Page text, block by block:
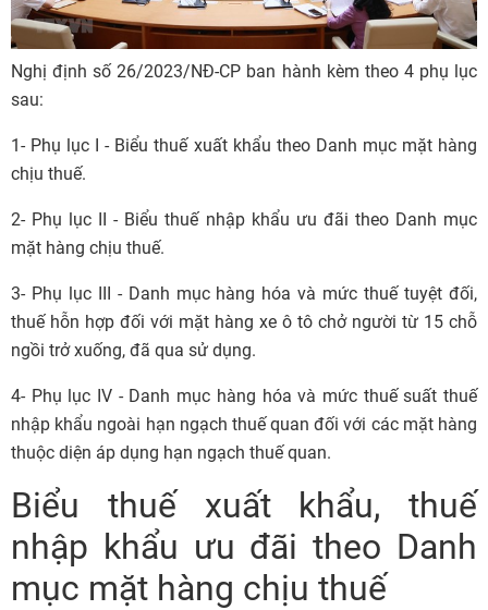
Nghị định số 26/2023/NĐ-CP ban hành kèm theo 4 phụ lục
sau:
1- Phụ lục I - Biểu thuế xuất khẩu theo Danh mục mặt hàng
chịu thuế.
2- Phụ lục II - Biểu thuế nhập khẩu ưu đãi theo Danh mục
mặt hàng chịu thuế.
3- Phụ lục III - Danh mục hàng hóa và mức thuế tuyệt đối,
thuế hỗn hợp đối với mặt hàng xe ô tô chở người từ 15 chỗ
ngồi trở xuống, đã qua sử dụng.
4- Phụ lục IV - Danh mục hàng hóa và mức thuế suất thuế
nhập khẩu ngoài hạn ngạch thuế quan đối với các mặt hàng
thuộc diện áp dụng hạn ngạch thuế quan.
Biểu thuế xuất khẩu, thuế
nhập khẩu ưu đãi theo Danh
mục mặt hàng chịu thuế